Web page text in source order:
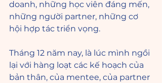
doanh, những học viên đáng mến,
những người partner, những cơ
hội hợp tác triển vọng.
Tháng 12 năm nay, là lúc mình ngồi
lại với hàng loạt các kế hoạch của
bản thân, của mentee, của partner